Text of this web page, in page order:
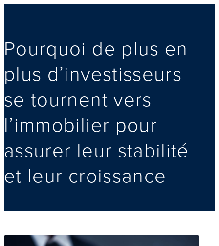
Pourquoi de plus en
plus d’investisseurs
se tournent vers
l’immobilier pour
assurer leur stabilité
et leur croissance